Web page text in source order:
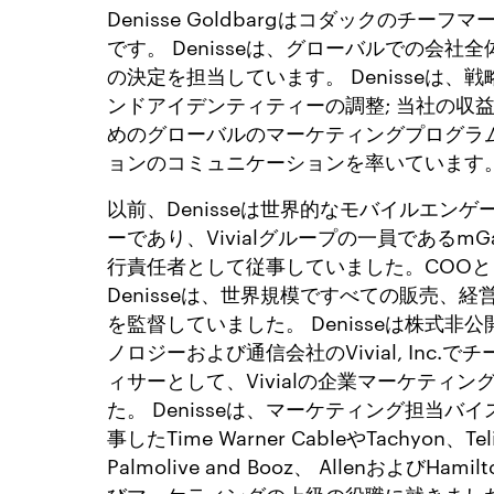
Denisse Goldbargはコダックのチーフマ
です。 Denisseは、グローバルでの会社全
の決定を担当しています。 Denisseは、戦
ンドアイデンティティーの調整; 当社の収
めのグローバルのマーケティングプログ
ョンのコミュニケーションを率いています
以前、Denisseは世界的なモバイルエンゲ
ーであり、Vivialグループの一員である
行責任者として従事していました。COO
Denisseは、世界規模ですべての販売、経
を監督していました。 Denisseは株式非公
ノロジーおよび通信会社のVivial, Inc.でチ
ィサーとして、Vivialの企業マーケティン
た。 Denisseは、マーケティング担当バイ
事したTime Warner CableやTachyon、
Palmolive and Booz、 Allenおよび